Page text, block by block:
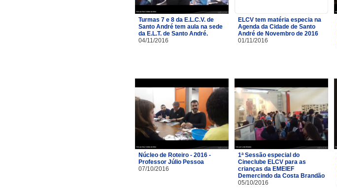
Turmas 7 e 8 da E.L.C.V. de
Santo André tem aula na sede
da E.L.T. de Santo André.
04/11/2016
ELCV tem matéria especia na
Agenda da Cidade de Santo
André de Novembro de 2016
01/11/2016
Núcleo de Roteiro - 2016 -
Professor Júlio Pessoa
07/10/2016
1ª Sessão especial do
Cineclube ELCV para as
crianças da EMEIEF
Demercindo da Costa Brandão
05/10/2016